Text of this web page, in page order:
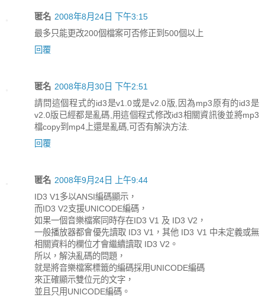
匿名 2008年8月24日 下午3:15
最多只能更改200個檔案可否修正到500個以上
回覆
匿名 2008年8月30日 下午2:51
請問這個程式的id3是v1.0或是v2.0版,因為mp3原有的id3是
v2.0版已經都是亂碼,用這個程式修改id3相關資訊後並將mp3
檔copy到mp4上還是亂碼,可否有解決方法.
回覆
匿名 2008年9月24日 上午9:44
ID3 V1多以ANSI編碼顯示，
而ID3 V2支援UNICODE編碼，
如果一個音樂檔案同時存在ID3 V1 及 ID3 V2，
一般播放器都會優先讀取 ID3 V1，其他 ID3 V1 中未定義或無
相關資料的欄位才會繼續讀取 ID3 V2。
所以，解決亂碼的問題，
就是將音樂檔案標籤的編碼採用UNICODE編碼
來正確顯示雙位元的文字，
並且只用UNICODE編碼。